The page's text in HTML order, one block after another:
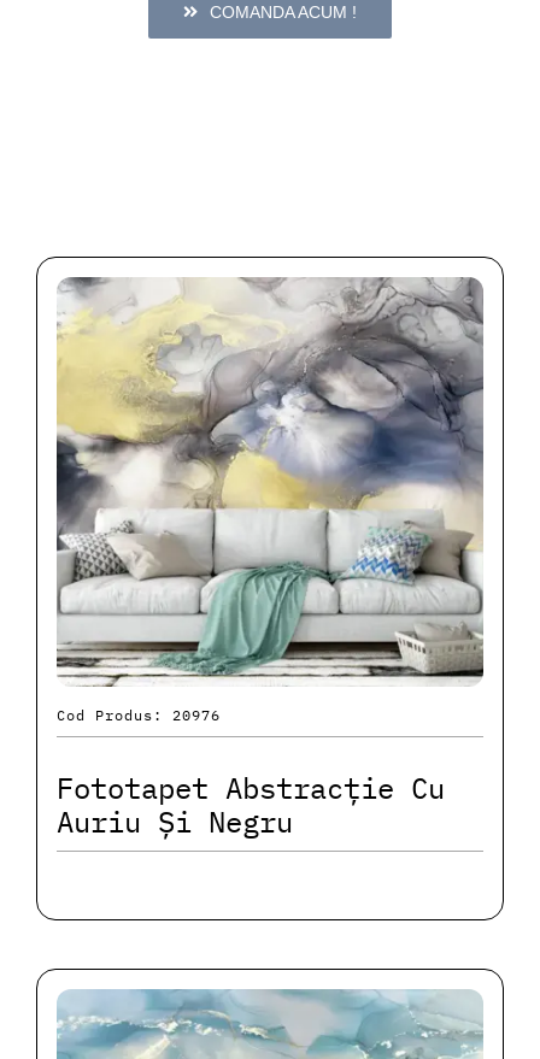
COMANDA ACUM !
Cod Produs: 20976
Fototapet Abstracție Cu
Auriu Și Negru